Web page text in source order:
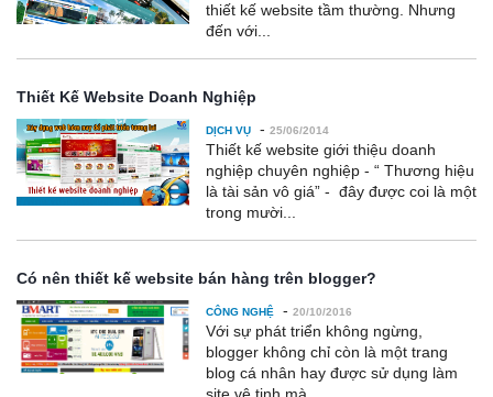
thiết kế website tầm thường. Nhưng
đến với...
Thiết Kế Website Doanh Nghiệp
DỊCH VỤ - 25/06/2014
Thiết kế website giới thiệu doanh
nghiệp chuyên nghiệp - “ Thương hiệu
là tài sản vô giá” - đây được coi là một
trong mười...
Có nên thiết kế website bán hàng trên blogger?
CÔNG NGHỆ - 20/10/2016
Với sự phát triển không ngừng,
blogger không chỉ còn là một trang
blog cá nhân hay được sử dụng làm